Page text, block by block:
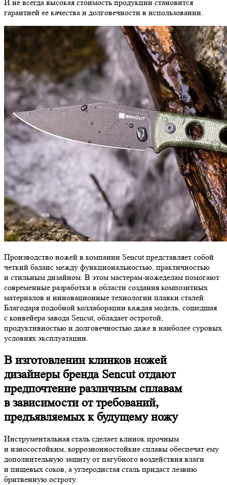
И не всегда высокая стоимость продукции становится
гарантией ее качества и долговечности в использовании.
Производство ножей в компании Sencut представляет собой
четкий баланс между функциональностью, практичностью
и стильным дизайном. В этом мастерам-ножеделам помогают
современные разработки в области создания композитных
материалов и инновационные технологии плавки сталей.
Благодаря подобной коллаборации каждая модель, сошедшая
с конвейера завода Sencut, обладает остротой,
продуктивностью и долговечностью даже в наиболее суровых
условиях эксплуатации.
В изготовлении клинков ножей
дизайнеры бренда Sencut отдают
предпочтение различным сплавам
в зависимости от требований,
предъявляемых к будущему ножу
Инструментальная сталь сделает клинок прочным
и износостойким, коррозионностойкие сплавы обеспечат ему
дополнительную защиту от пагубного воздействия влаги
и пищевых соков, а углеродистая сталь придаст лезвию
бритвенную остроту.